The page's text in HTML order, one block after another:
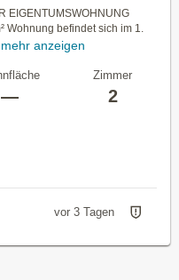
EIGENTUMSWOHNUNG
Wohnung befindet sich im 1.
mehr anzeigen
—
Zimmer
2
vor 3 Tagen